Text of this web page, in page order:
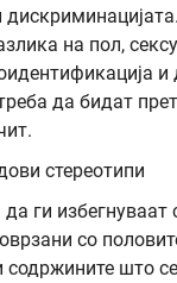
на пол,
и
да бидат
стереотипи
ги избегнуваат
со
содржините што